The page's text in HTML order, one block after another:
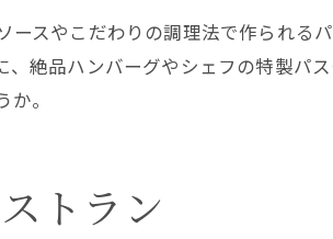
ン
スやこだわりの調理法で作られる
絶品ハンバーグやシェフの特製パ
。
トラン